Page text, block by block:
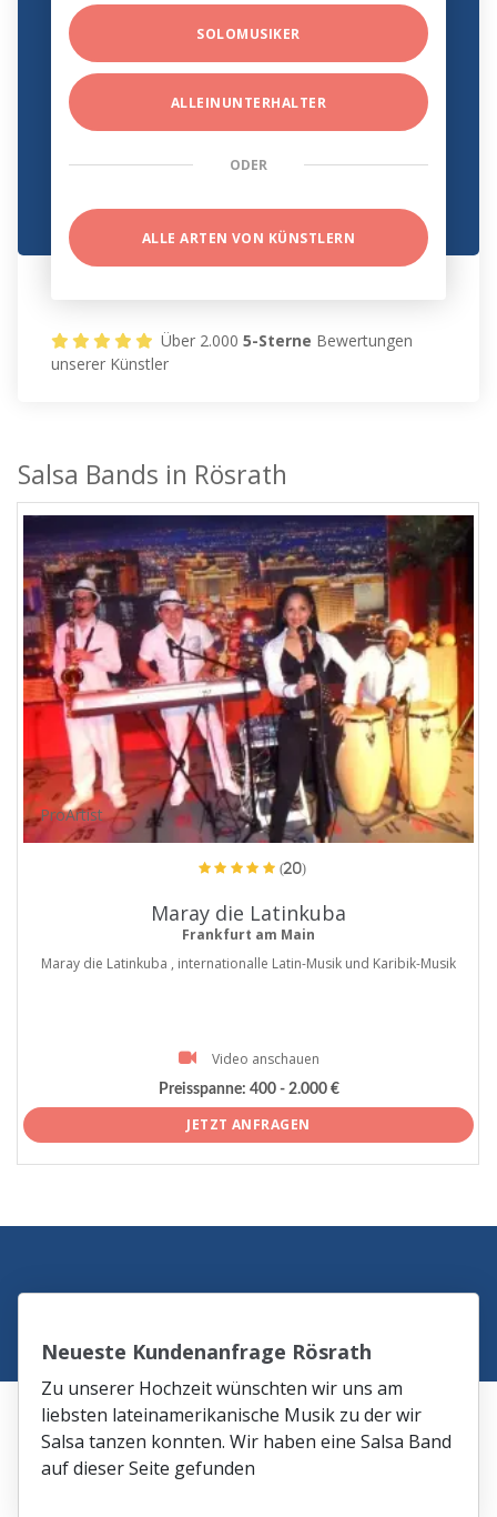
SOLOMUSIKER
ALLEINUNTERHALTER
ODER
ALLE ARTEN VON KÜNSTLERN
Über 2.0005-Sterne Bewertungen
unserer Künstler
Salsa Bands in Rösrath
ProArtist
(20)
Maray die Latinkuba
Frankfurt am Main
Maray die Latinkuba , internationalle Latin-Musik und Karibik-Musik
Video anschauen
Preisspanne: 400 - 2.000 €
JETZT ANFRAGEN
Neueste Kundenanfrage Rösrath
Zu unserer Hochzeit wünschten wir uns am
liebsten lateinamerikanische Musik zu der wir
Salsa tanzen konnten. Wir haben eine Salsa Band
auf dieser Seite gefunden